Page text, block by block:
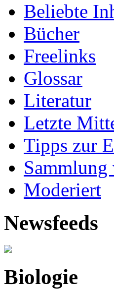
Beliebte
Bücher
Freelinks
Glossar
Literatur
Letzte
Tipps zur
Sammlung
Moderiert
Newsfeeds
Biologie